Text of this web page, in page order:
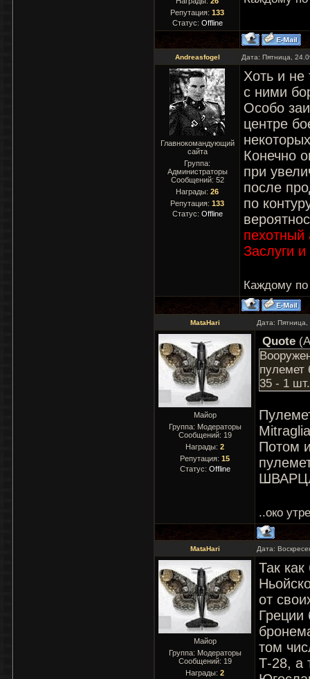
Репутация: 133
Статус: Offline
Andreasfogel Дата: Пятница,
Главнокомандующий
сайта
Группа:
Администраторы
Сообщений: 52
Награды: 26
Репутация: 133
Статус: Offline
Хоть и не
с ними
Особо
центре
Конечно
при
после
по
пехотный
Заслуги
Каждому по
MataHari Дата:
Майор
Группа: Модераторы
Сообщений: 19
Награды: 2
Репутация: 15
Статус: Offline
Quote (
35 - 1 шт.
Потом
..око
MataHari Дата:
Майор
Группа: Модераторы
Сообщений: 19
Награды: 2
Так
от
Греции
том
Т-28, а